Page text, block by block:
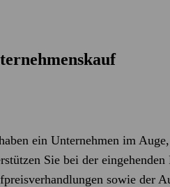
ein Unternehmen im
Sie bei der
sowie der